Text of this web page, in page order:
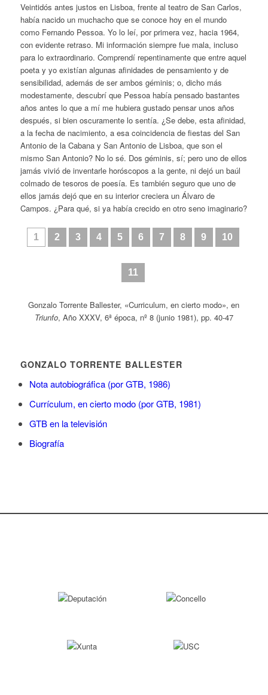
Veintidós antes justos en Lisboa, frente al teatro de San Carlos,
había nacido un muchacho que se conoce hoy en el mundo
como Fernando Pessoa. Yo lo leí, por primera vez, hacia 1964,
con evidente retraso. Mi información siempre fue mala, incluso
para lo extraordinario. Comprendí repentinamente que entre aquel
poeta y yo existían algunas afinidades de pensamiento y de
sensibilidad, además de ser ambos géminis; o, dicho más
modestamente, descubrí que Pessoa había pensado bastantes
años antes lo que a mí me hubiera gustado pensar unos años
después, si bien oscuramente lo sentía. ¿Se debe, esta afinidad,
a la fecha de nacimiento, a esa coincidencia de fiestas del San
Antonio de la Cabana y San Antonio de Lisboa, que son el
mismo San Antonio? No lo sé. Dos géminis, sí; pero uno de ellos
jamás vivió de inventarle horóscopos a la gente, ni dejó un baúl
colmado de tesoros de poesía. Es también seguro que uno de
ellos jamás dejó que en su interior creciera un Álvaro de
Campos. ¿Para qué, si ya había crecido en otro seno imaginario?
1 2 3 4 5 6 7 8 9 10
11
Gonzalo Torrente Ballester, «Curriculum, en cierto modo», en
Triunfo, Año XXXV, 6ª época, nº 8 (junio 1981), pp. 40-47
GONZALO TORRENTE BALLESTER
Nota autobiográfica (por GTB, 1986)
Currículum, en cierto modo (por GTB, 1981)
GTB en la televisión
Biografía